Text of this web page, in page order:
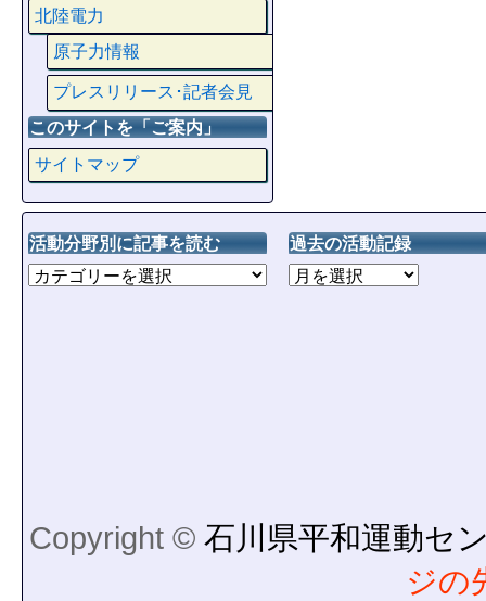
北陸電力
原子力情報
プレスリリース･記者会見
このサイトを「ご案内」
サイトマップ
活動分野別に記事を読む 過去の活動記録
Copyright © 石川県平和運動セ
ジの